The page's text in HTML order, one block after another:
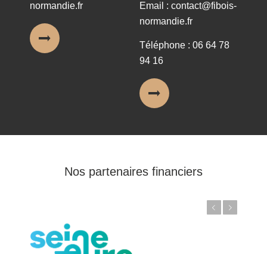
normandie.fr
Email : contact@fibois-
normandie.fr
Téléphone : 06 64 78
94 16
Nos partenaires financiers